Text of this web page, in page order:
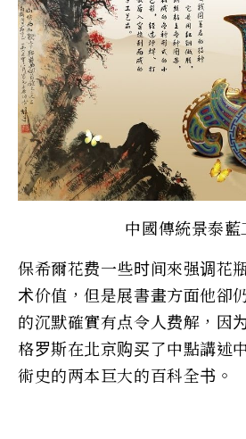
中國傳統景泰藍
保希爾花费一些时间來强调花
术价值，但是展書畫方面他卻
的沉默確實有点令人费解，因
格罗斯在北京购买了中點講述
術史的两本巨大的百科全书。